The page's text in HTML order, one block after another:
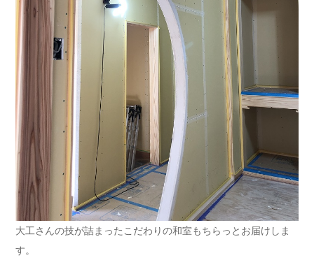
大工さんの技が詰まったこだわりの和室もちらっとお届けしま
す。